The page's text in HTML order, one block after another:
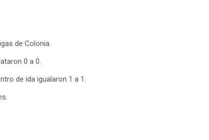
de Colonia.
0 a 0.
de ida igualaron 1 a 1.